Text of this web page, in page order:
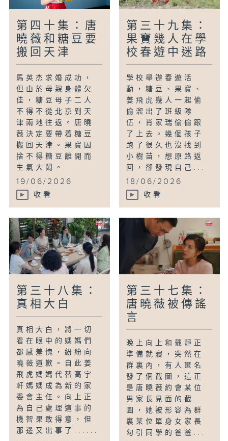
第四十集：唐
曉薇和糖豆要
搬回天津
馬英杰求婚成功，
但由於母親身體欠
佳，糖豆母子二人
不得不從北京到天
津兩地往返。唐曉
薇決定要帶着糖豆
搬回天津。果寶因
捨不得糖豆離開而
生氣大鬧。
19/06/2026
收看
第三十九集：
果寶幾人在學
校春遊中迷路
學校舉辦春遊活
動，糖豆、果寶、
姜飛虎幾人一起偷
偷溜出了班級隊
伍，肖家瑞偷偷跟
了上去。幾個孩子
跑了很久也沒找到
小樹苗，想原路返
回，卻發現自己...
18/06/2026
收看
第三十八集：
真相大白
真相大白，將一切
看在眼中的媽媽們
都感羞愧，紛紛向
曉薇道歉。自此姜
飛虎媽媽代替高宇
軒媽媽成為新的家
委會主任。向上正
為自己處理這事的
機智果敢得意，但
那邊又出事了......
第三十七集：
唐曉薇被傳謠
言
晚上向上和戴靜正
準備就寢，突然在
群裏內，有人匿名
發了個截圖，這正
是唐曉薇約會某位
男家長見面的截
圖，她被形容為群
裏某位單身女家長
勾引同學的爸爸...